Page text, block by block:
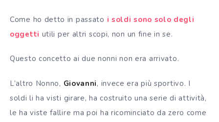
Come ho detto in passato i soldi sono solo degli
oggetti utili per altri scopi, non un fine in se.
Questo concetto ai due nonni non era arrivato.
L’altro Nonno, Giovanni, invece era più sportivo. I
soldi li ha visti girare, ha costruito una serie di attività,
le ha viste fallire ma poi ha ricominciato da zero come